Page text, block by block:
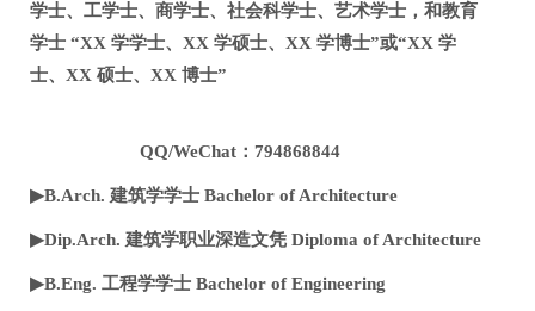
学士、工学士、商学士、社会科学士、艺术学士，和教育
学士 “XX 学学士、XX 学硕士、XX 学博士”或“XX 学
士、XX 硕士、XX 博士”
QQ/WeChat：794868844
▶B.Arch. 建筑学学士 Bachelor of Architecture
▶Dip.Arch. 建筑学职业深造文凭 Diploma of Architecture
▶B.Eng. 工程学学士 Bachelor of Engineering